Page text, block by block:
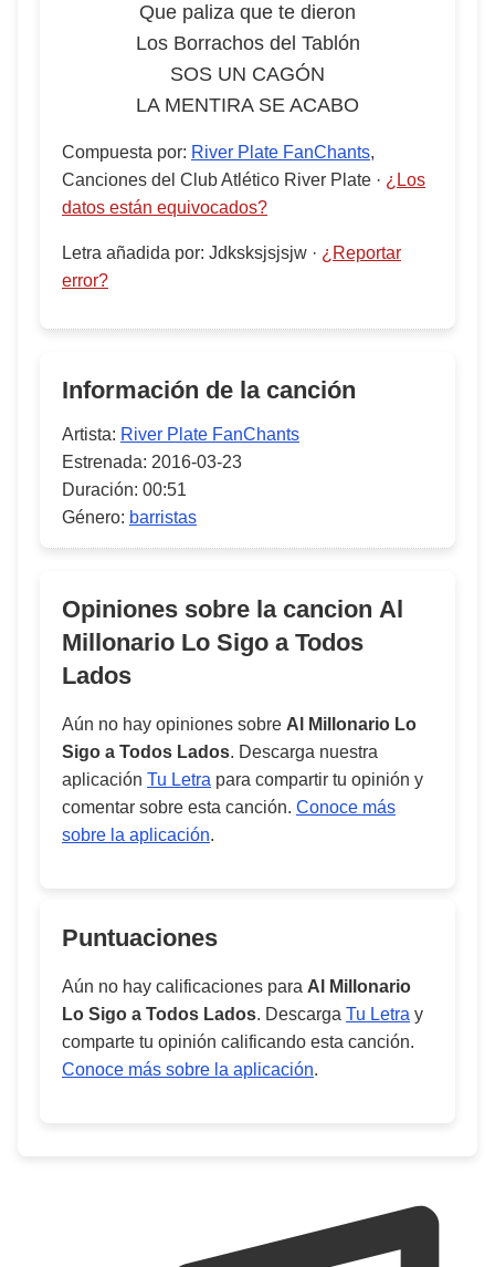
Que paliza que te dieron
Los Borrachos del Tablón
SOS UN CAGÓN
LA MENTIRA SE ACABO
Compuesta por: River Plate FanChants,
Canciones del Club Atlético River Plate · ¿Los
datos están equivocados?
Letra añadida por: Jdksksjsjsjw · ¿Reportar
error?
Información de la canción
Artista: River Plate FanChants
Estrenada: 2016-03-23
Duración: 00:51
Género: barristas
Opiniones sobre la cancion Al
Millonario Lo Sigo a Todos
Lados
Aún no hay opiniones sobre Al Millonario Lo
Sigo a Todos Lados. Descarga nuestra
aplicación Tu Letra para compartir tu opinión y
comentar sobre esta canción. Conoce más
sobre la aplicación.
Puntuaciones
Aún no hay calificaciones para Al Millonario
Lo Sigo a Todos Lados. Descarga Tu Letra y
comparte tu opinión calificando esta canción.
Conoce más sobre la aplicación.